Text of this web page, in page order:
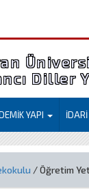
Harran
Diller
YAPI
/ Öğretim